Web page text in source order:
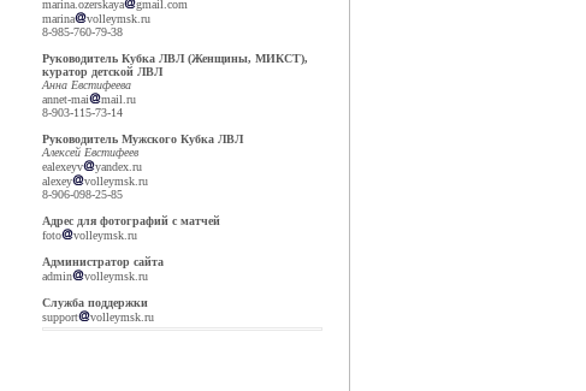
marina.ozerskaya
gmail.com
marina
volleymsk.ru
8-985-760-79-38
Руководитель Кубка ЛВЛ (Женщины, МИКСТ),
куратор детской ЛВЛ
Анна Евстифеева
annet-mai
mail.ru
8-903-115-73-14
Руководитель Мужского Кубка ЛВЛ
Алексей Евстифеев
ealexeyv
yandex.ru
alexey
volleymsk.ru
8-906-098-25-85
Адрес для фотографий с матчей
foto
volleymsk.ru
Администратор сайта
admin
volleymsk.ru
Служба поддержки
support
volleymsk.ru